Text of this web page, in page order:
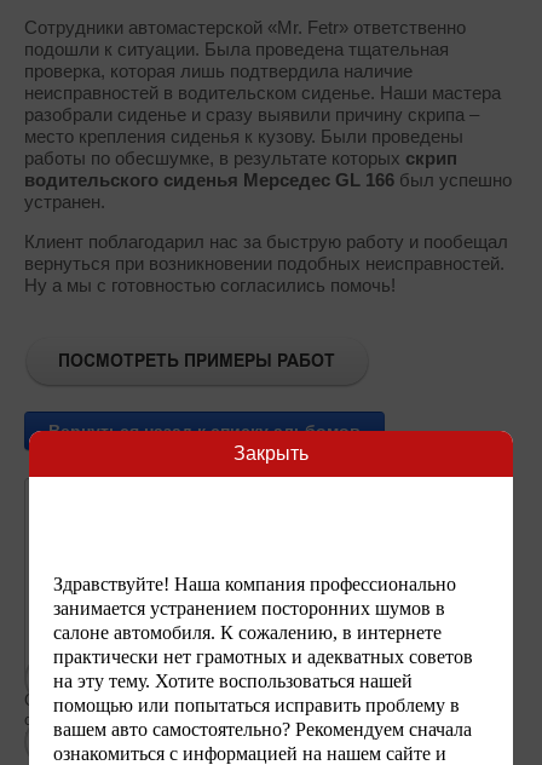
Сотрудники автомастерской «Mr. Fetr» ответственно
подошли к ситуации. Была проведена тщательная
проверка, которая лишь подтвердила наличие
неисправностей в водительском сиденье. Наши мастера
разобрали сиденье и сразу выявили причину скрипа –
место крепления сиденья к кузову. Были проведены
работы по обесшумке, в результате которых скрип
водительского сиденья Мерседес GL 166 был успешно
устранен.
Клиент поблагодарил нас за быструю работу и пообещал
вернуться при возникновении подобных неисправностей.
Ну а мы с готовностью согласились помочь!
Вернуться назад к списку альбомов
Скрип водительского
сиденья Мерседес GL 166
Скрип водительского
сиденья Мерседес GL 166
№2
Закрыть
Здравствуйте! Наша компания профессионально
занимается устранением посторонних шумов в
салоне автомобиля. К сожалению, в интернете
практически нет грамотных и адекватных советов
на эту тему. Хотите воспользоваться нашей
помощью или попытаться исправить проблему в
вашем авто самостоятельно? Рекомендуем сначала
ознакомиться с информацией на нашем сайте и